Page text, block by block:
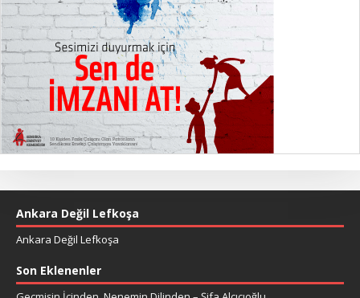
Ankara Değil Lefkoşa
Ankara Değil Lefkoşa
Son Eklenenler